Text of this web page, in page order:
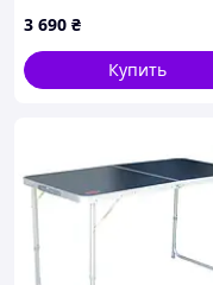
3 690 ₴
Купить